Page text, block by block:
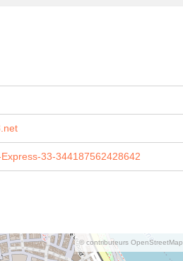
33-344187562428642
© contributeurs OpenStreetMap